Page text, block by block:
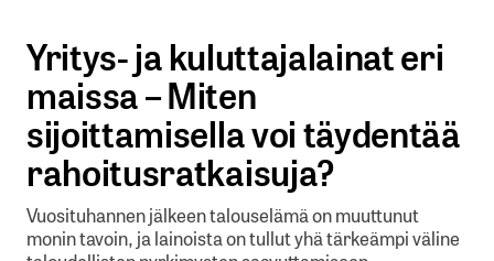
Yritys- ja kuluttajalainat eri
maissa – Miten
sijoittamisella voi täydentää
rahoitusratkaisuja?
Vuosituhannen jälkeen talouselämä on muuttunut
monin tavoin, ja lainoista on tullut yhä tärkeämpi väline